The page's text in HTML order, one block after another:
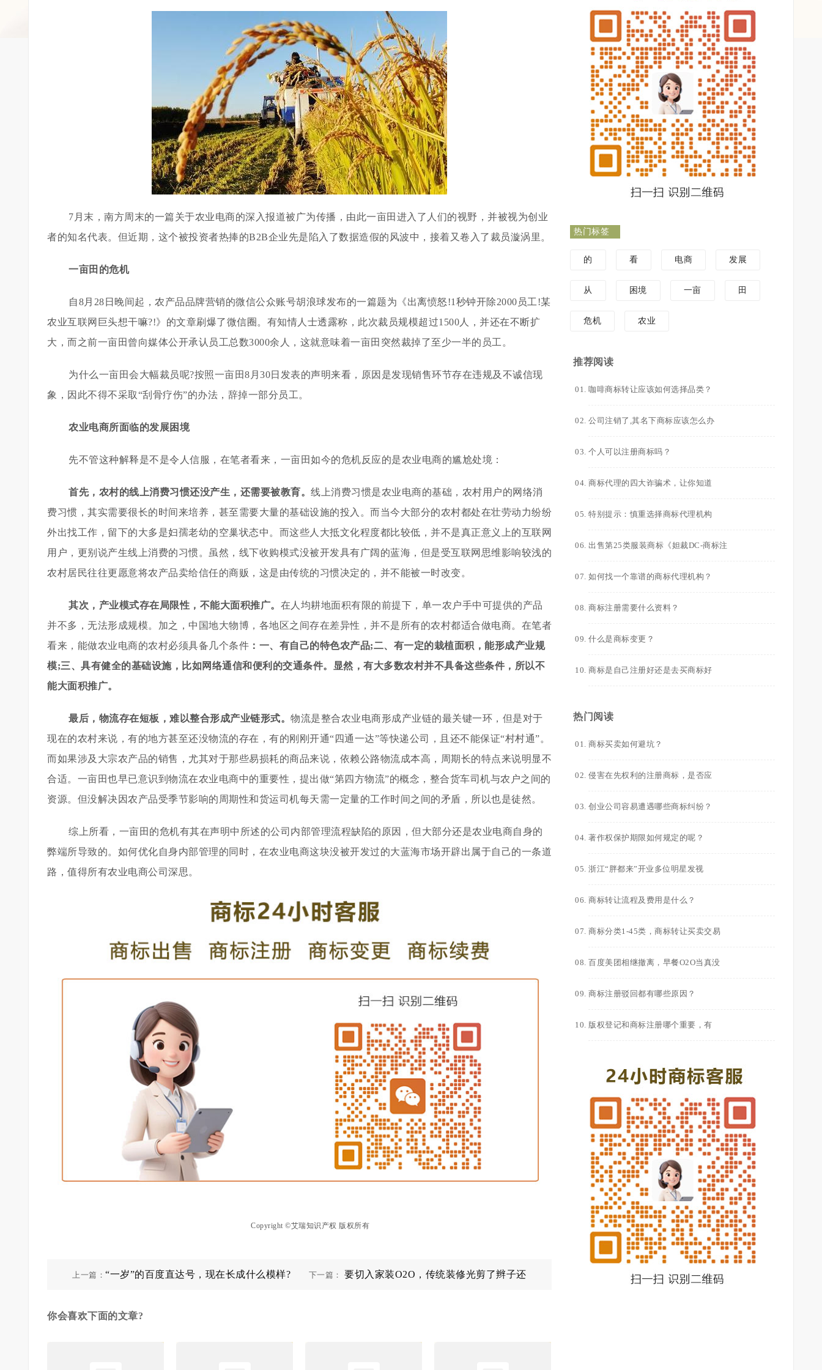
7月末，南方周末的一篇关于农业电商的深入报道被广为传播，由此一亩田进入了人们的视野，并被视为创业
者的知名代表。但近期，这个被投资者热捧的B2B企业先是陷入了数据造假的风波中，接着又卷入了裁员漩涡里。
一亩田的危机
自8月28日晚间起，农产品品牌营销的微信公众账号胡浪球发布的一篇题为《出离愤怒!1秒钟开除2000员工!某
农业互联网巨头想干嘛?!》的文章刷爆了微信圈。有知情人士透露称，此次裁员规模超过1500人，并还在不断扩
大，而之前一亩田曾向媒体公开承认员工总数3000余人，这就意味着一亩田突然裁掉了至少一半的员工。
为什么一亩田会大幅裁员呢?按照一亩田8月30日发表的声明来看，原因是发现销售环节存在违规及不诚信现
象，因此不得不采取“刮骨疗伤”的办法，辞掉一部分员工。
农业电商所面临的发展困境
先不管这种解释是不是令人信服，在笔者看来，一亩田如今的危机反应的是农业电商的尴尬处境：
首先，农村的线上消费习惯还没产生，还需要被教育。 线上消费习惯是农业电商的基础，农村用户的网络消
费习惯，其实需要很长的时间来培养，甚至需要大量的基础设施的投入。而当今大部分的农村都处在壮劳动力纷纷
外出找工作，留下的大多是妇孺老幼的空巢状态中。而这些人大抵文化程度都比较低，并不是真正意义上的互联网
用户，更别说产生线上消费的习惯。虽然，线下收购模式没被开发具有广阔的蓝海，但是受互联网思维影响较浅的
农村居民往往更愿意将农产品卖给信任的商贩，这是由传统的习惯决定的，并不能被一时改变。
其次，产业模式存在局限性，不能大面积推广。 在人均耕地面积有限的前提下，单一农户手中可提供的产品
并不多，无法形成规模。加之，中国地大物博，各地区之间存在差异性，并不是所有的农村都适合做电商。在笔者
看来，能做农业电商的农村必须具备几个条件 ：一、有自己的特色农产品;二、有一定的栽植面积，能形成产业规
模;三、具有健全的基础设施，比如网络通信和便利的交通条件。显然，有大多数农村并不具备这些条件，所以不
能大面积推广。
最后，物流存在短板，难以整合形成产业链形式。 物流是整合农业电商形成产业链的最关键一环，但是对于
现在的农村来说，有的地方甚至还没物流的存在，有的刚刚开通“四通一达”等快递公司，且还不能保证“村村通”。
而如果涉及大宗农产品的销售，尤其对于那些易损耗的商品来说，依赖公路物流成本高，周期长的特点来说明显不
合适。一亩田也早已意识到物流在农业电商中的重要性，提出做“第四方物流”的概念，整合货车司机与农户之间的
资源。但没解决因农产品受季节影响的周期性和货运司机每天需一定量的工作时间之间的矛盾，所以也是徒然。
综上所看，一亩田的危机有其在声明中所述的公司内部管理流程缺陷的原因，但大部分还是农业电商自身的
弊端所导致的。如何优化自身内部管理的同时，在农业电商这块没被开发过的大蓝海市场开辟出属于自己的一条道
路，值得所有农业电商公司深思。
Copyright ©艾瑞知识产权 版权所有
上一篇：“一岁”的百度直达号，现在长成什么模样? 下一篇： 要切入家装O2O，传统装修光剪了辫子还
你会喜欢下面的文章?
热门标签
的 看 电商 发展
从 困境 一亩 田
危机 农业
推荐阅读
咖啡商标转让应该如何选择品类？
公司注销了,其名下商标应该怎么办
个人可以注册商标吗？
商标代理的四大诈骗术，让你知道
特别提示：慎重选择商标代理机构
出售第25类服装商标《妲裁DC-商标注
如何找一个靠谱的商标代理机构？
商标注册需要什么资料？
什么是商标变更？
商标是自己注册好还是去买商标好
热门阅读
商标买卖如何避坑？
侵害在先权利的注册商标，是否应
创业公司容易遭遇哪些商标纠纷？
著作权保护期限如何规定的呢？
浙江“胖都来”开业多位明星发视
商标转让流程及费用是什么？
商标分类1-45类，商标转让买卖交易
百度美团相继撤离，早餐O2O当真没
商标注册驳回都有哪些原因？
版权登记和商标注册哪个重要，有